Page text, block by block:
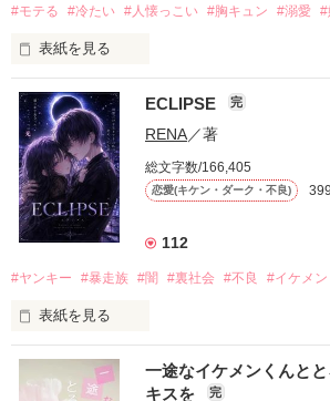
#モテる #冷たい #人懐っこい #胸キュン #溺愛 #
表紙を見る
「好きだったから、別れを選んだ。」
モテる人を好きになるのが怖かった。
だから私は、中学時代に大好きだった彼を
もう会うことはないと思っていたのに、
高校生になって再会した彼は、隣の学校で
他の女の子には冷たいのに
私にだけ昔と変わらない笑顔を向けてくる
ECLIPSE 完
RENA／著
総文字数/166,405
恋愛(キケン・ダーク・不良)
112
#ヤンキー #暴走族 #闇 #裏社会 #不良 #イケメン
表紙を見る
表紙画像はAIです
一途なイケメンくんと
キスを
完